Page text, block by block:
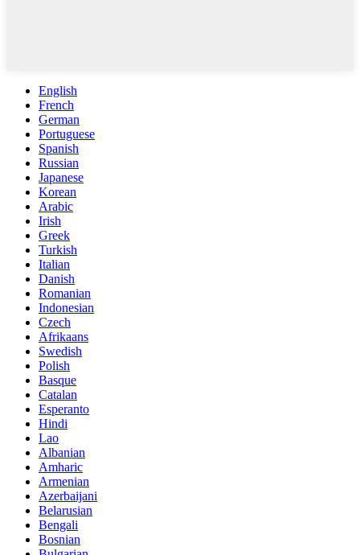
English
French
German
Portuguese
Spanish
Russian
Japanese
Korean
Arabic
Irish
Greek
Turkish
Italian
Danish
Romanian
Indonesian
Czech
Afrikaans
Swedish
Polish
Basque
Catalan
Esperanto
Hindi
Lao
Albanian
Amharic
Armenian
Azerbaijani
Belarusian
Bengali
Bosnian